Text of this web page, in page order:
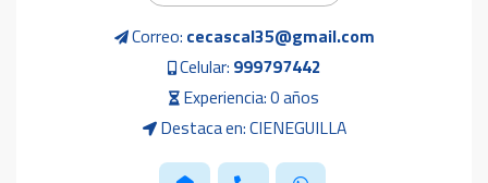
Correo: cecascal35@gmail.com
Celular: 999797442
Experiencia: 0 años
Destaca en: CIENEGUILLA